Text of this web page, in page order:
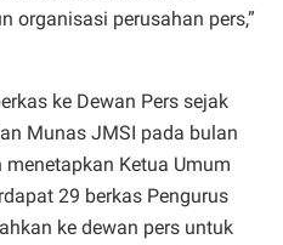
organisasi perusahan pers,”
ke Dewan Pers sejak
Munas JMSI pada bulan
Ketua Umum
29 berkas Pengurus
ke dewan pers untuk